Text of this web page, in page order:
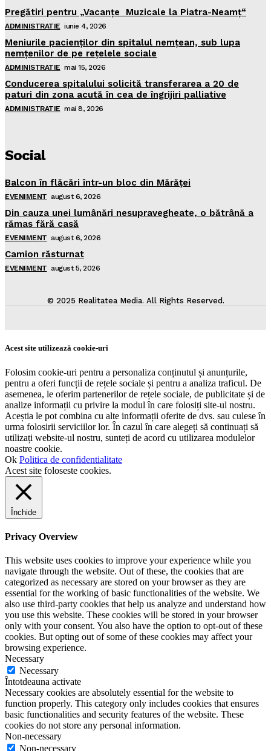
Pregătiri pentru „Vacanţe Muzicale la Piatra-Neamţ“
ADMINISTRATIE iunie 4, 2026
Meniurile pacienţilor din spitalul nemţean, sub lupa
nemţenilor de pe reţelele sociale
ADMINISTRATIE mai 15, 2026
Conducerea spitalului solicită transferarea a 20 de
paturi din zona acută în cea de îngrijiri palliative
ADMINISTRATIE mai 8, 2026
Social
Balcon în flăcări într-un bloc din Mărăţei
EVENIMENT august 6, 2026
Din cauza unei lumânări nesupravegheate, o bătrână a
rămas fără casă
EVENIMENT august 6, 2026
Camion răsturnat
EVENIMENT august 5, 2026
© 2025 Realitatea Media. All Rights Reserved.
Acest site utilizează cookie-uri
Folosim cookie-uri pentru a personaliza conținutul și anunțurile,
pentru a oferi funcții de rețele sociale și pentru a analiza traficul. De
asemenea, le oferim partenerilor de rețele sociale, de publicitate și de
analize informații cu privire la modul în care folosiți site-ul nostru.
Aceștia le pot combina cu alte informații oferite de dvs. sau culese în
urma folosirii serviciilor lor. În cazul în care alegeți să continuați să
utilizați website-ul nostru, sunteți de acord cu utilizarea modulelor
noastre cookie.
Ok Politica de confidentialitate
Acest site foloseste cookies.
Închide
Privacy Overview
This website uses cookies to improve your experience while you
navigate through the website. Out of these, the cookies that are
categorized as necessary are stored on your browser as they are
essential for the working of basic functionalities of the website. We
also use third-party cookies that help us analyze and understand how
you use this website. These cookies will be stored in your browser
only with your consent. You also have the option to opt-out of these
cookies. But opting out of some of these cookies may affect your
browsing experience.
Necessary
Necessary
Întotdeauna activate
Necessary cookies are absolutely essential for the website to
function properly. This category only includes cookies that ensures
basic functionalities and security features of the website. These
cookies do not store any personal information.
Non-necessary
Non-necessary